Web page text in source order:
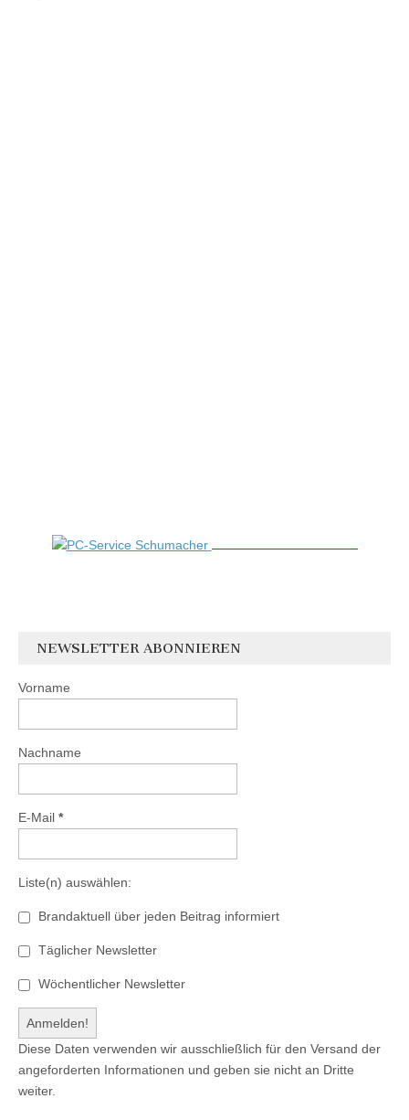
NEWSLETTER ABONNIEREN
Vorname
Nachname
E-Mail *
Liste(n) auswählen:
Brandaktuell über jeden Beitrag informiert
Täglicher Newsletter
Wöchentlicher Newsletter
Diese Daten verwenden wir ausschließlich für den Versand der
angeforderten Informationen und geben sie nicht an Dritte
weiter.